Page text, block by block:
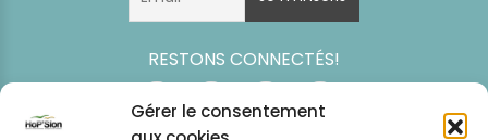
Gérer le consentement
RESTONS CONNECTÉS!